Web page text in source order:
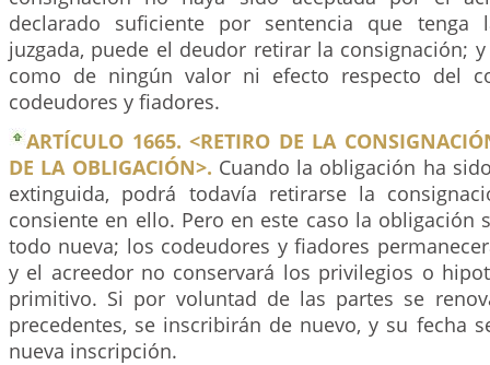
declarado suficiente por sentencia que tenga
juzgada, puede el deudor retirar la consignación;
como de ningún valor ni efecto respecto del
codeudores y fiadores.
ARTÍCULO 1665. <RETIRO DE LA
DE LA OBLIGACIÓN>. Cuando la obligación ha
extinguida, podrá todavía retirarse la
consiente en ello. Pero en este caso la obligación
todo nueva; los codeudores y fiadores
y el acreedor no conservará los privilegios o
primitivo. Si por voluntad de las partes se
precedentes, se inscribirán de nuevo, y su fecha
nueva inscripción.